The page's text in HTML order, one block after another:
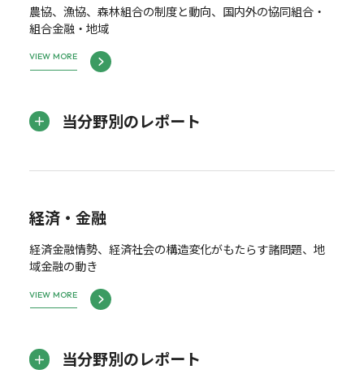
農協、漁協、森林組合の制度と動向、国内外の協同組合・
組合金融・地域
VIEW MORE
当分野別のレポート
経済・金融
経済金融情勢、経済社会の構造変化がもたらす諸問題、地
域金融の動き
VIEW MORE
当分野別のレポート